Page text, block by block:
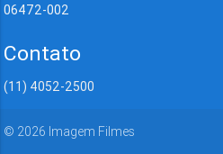
06472-002
Contato
(11) 4052-2500
© 2026 Imagem Filmes